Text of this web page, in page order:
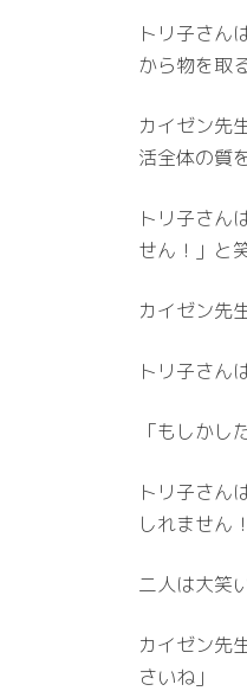
トリ子さん
から物を取
カイゼン先
活全体の質
トリ子さん
せん！」と
カイゼン先
トリ子さん
「もしか
トリ子さん
しれません
二人は大笑
カイゼン先
さいね」